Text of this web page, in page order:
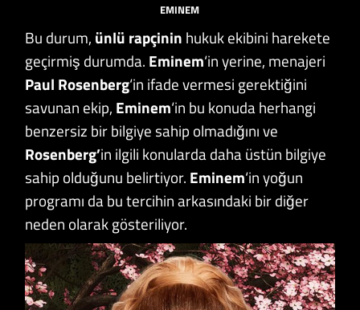
EMINEM
Bu durum, ünlü rapçinin hukuk ekibini harekete
geçirmiş durumda. Eminem‘in yerine, menajeri
Paul Rosenberg‘in ifade vermesi gerektiğini
savunan ekip, Eminem‘in bu konuda herhangi
benzersiz bir bilgiye sahip olmadığını ve
Rosenberg’in ilgili konularda daha üstün bilgiye
sahip olduğunu belirtiyor. Eminem‘in yoğun
programı da bu tercihin arkasındaki bir diğer
neden olarak gösteriliyor.